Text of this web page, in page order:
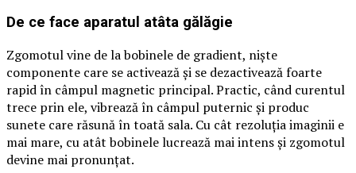
De ce face aparatul atâta gălăgie
Zgomotul vine de la bobinele de gradient, niște
componente care se activează și se dezactivează foarte
rapid în câmpul magnetic principal. Practic, când curentul
trece prin ele, vibrează în câmpul puternic și produc
sunete care răsună în toată sala. Cu cât rezoluția imaginii e
mai mare, cu atât bobinele lucrează mai intens și zgomotul
devine mai pronunțat.